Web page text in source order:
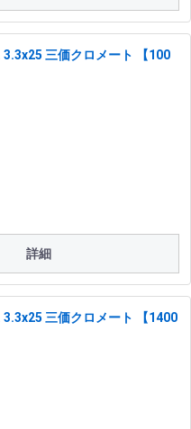
3.3x25 三価クロメート 【100
詳細
3.3x25 三価クロメート 【1400